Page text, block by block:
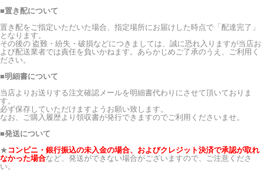
■置き配について
置き配をご指定いただいた場合、指定場所にお届けした時点で「配達完了」
となります。
その後の 盗難・紛失・破損などにつきましては、誠に恐れ入りますが当店お
よび配送業者では責任を負いかねます。あらかじめご了承のうえ、ご利用く
ださい。
■明細書について
当店よりお送りする注文確認メールを明細書代わりにさせて頂いておりま
す。
必ず保存していただけますようお願い致します。
なお、ご購入履歴より領収書が発行できますのでご利用くださいませ。
■発送について
★ コンビニ・銀行振込の未入金の場合、およびクレジット決済で承認が取れ
なかった場合など、発送ができない場合がございますので、ご注意くださ
い。